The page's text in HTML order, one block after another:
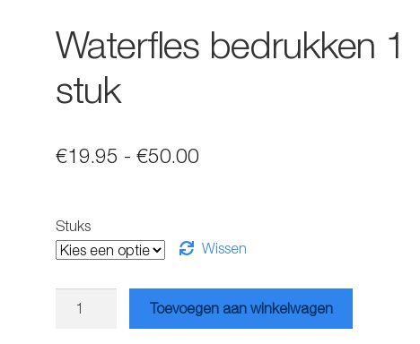
Waterfles bedrukken 1
stuk
€19.95 - €50.00
€50.00
Stuks
Wissen
Toevoegen aan winkelwagen